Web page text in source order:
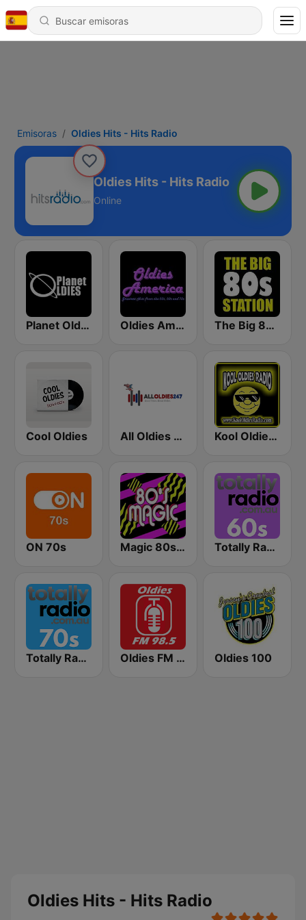
Emisoras Oldies Hits - Hits Radio
Oldies Hits - Hits Radio
Online
Planet Oldies Radio Oldies America The Big 80s Station
Cool Oldies All Oldies 247 Kool Oldies Radio
ON 70s Magic 80s Florida Totally Radio 60s
Totally Radio 70s Oldies FM 98.5 Stereo Oldies 100
Oldies Hits - Hits Radio